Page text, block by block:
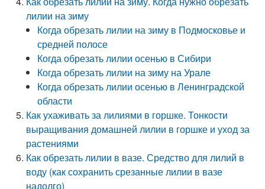
лилии на зиму
Когда обрезать лилии на зиму в Подмосковье и
средней полосе
Когда обрезать лилии осенью в Сибири
Когда обрезать лилии на зиму на Урале
Когда обрезать лилии осенью в Ленинградской
области
Как ухаживать за лилиями в горшке. Тонкости
выращивания домашней лилии в горшке и уход за
растениями
Как обрезать лилии в вазе. Средство для лилий в
воду (как сохранить срезанные лилии в вазе
надолго)